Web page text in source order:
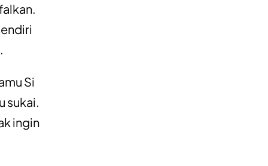
Si
sukai.
ingin